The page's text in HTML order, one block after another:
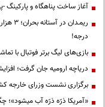
آغاز ساخت پناهگاه و پارکینگ -
درجه!
بازی‌های لیگ برتر فوتبال با
دریاچه ارومیه جان گرفت؛ افزایش ۷۸ سانتی‌متری
برگزاری نشست وزرای خارجه
«آمریکا ذرّه ذرّه آب میشود»؛